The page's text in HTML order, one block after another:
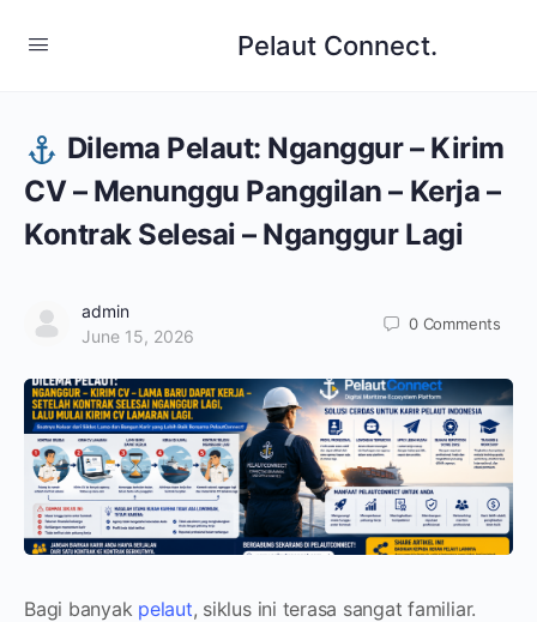
Pelaut Connect.
Dilema Pelaut: Nganggur – Kirim
CV – Menunggu Panggilan – Kerja –
Kontrak Selesai – Nganggur Lagi
admin
June 15, 2026
0 Comments
Bagi banyak pelaut, siklus ini terasa sangat familiar.